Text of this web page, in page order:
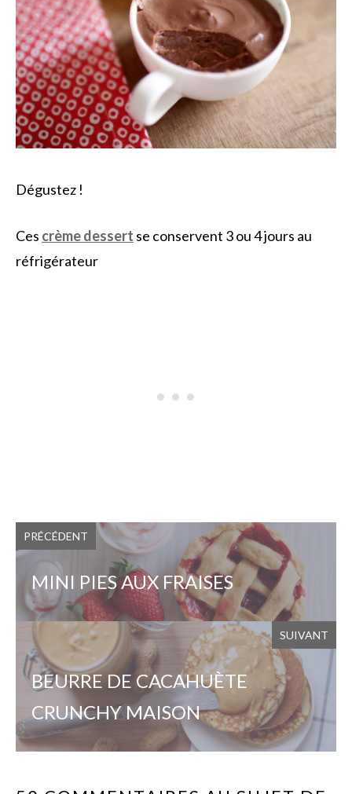
Dégustez !
Ces crème dessert se conservent 3 ou 4 jours au
réfrigérateur
PRÉCÉDENT
MINI PIES AUX FRAISES
SUIVANT
BEURRE DE CACAHUÈTE
CRUNCHY MAISON